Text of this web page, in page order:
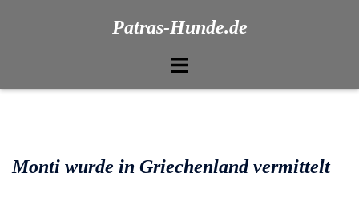
Patras-Hunde.de
Monti wurde in Griechenland vermittelt